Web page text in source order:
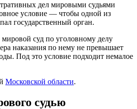
дел мировыми судьями
условие — чтобы одной из
государственный орган.
мировой суд по уголовному делу
наказания по нему не превышает
Под это условие подходит немалое
Московской области.
судью